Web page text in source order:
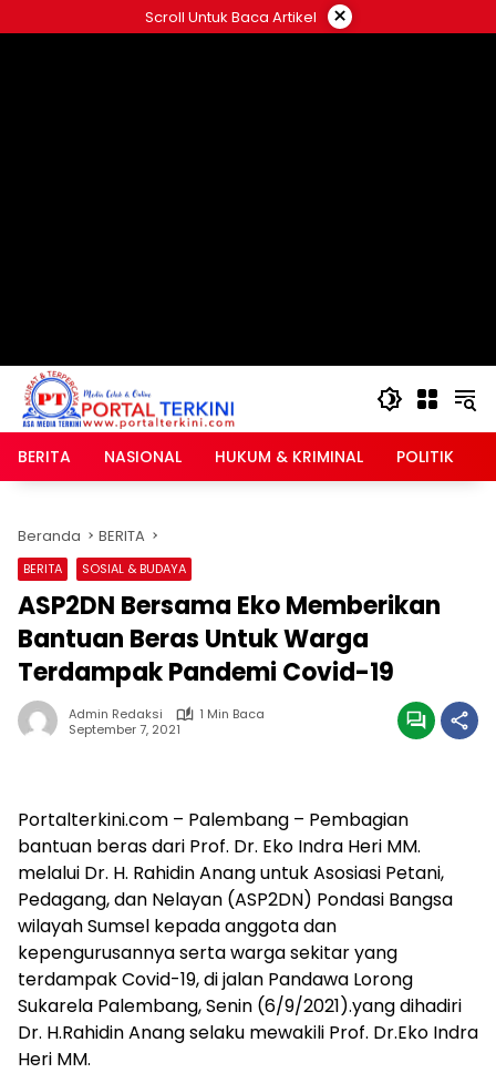
ke
Scroll Untuk Baca Artikel ×
BERITA NASIONAL HUKUM & KRIMINAL POLITIK
Beranda BERITA
BERITA SOSIAL & BUDAYA
ASP2DN Bersama Eko Memberikan
Bantuan Beras Untuk Warga
Terdampak Pandemi Covid-19
Admin Redaksi
1 Min Baca
September 7, 2021
Portalterkini.com – Palembang – Pembagian
bantuan beras dari Prof. Dr. Eko Indra Heri MM.
melalui Dr. H. Rahidin Anang untuk Asosiasi Petani,
Pedagang, dan Nelayan (ASP2DN) Pondasi Bangsa
wilayah Sumsel kepada anggota dan
kepengurusannya serta warga sekitar yang
terdampak Covid-19, di jalan Pandawa Lorong
Sukarela Palembang, Senin (6/9/2021).yang dihadiri
Dr. H.Rahidin Anang selaku mewakili Prof. Dr.Eko Indra
Heri MM.